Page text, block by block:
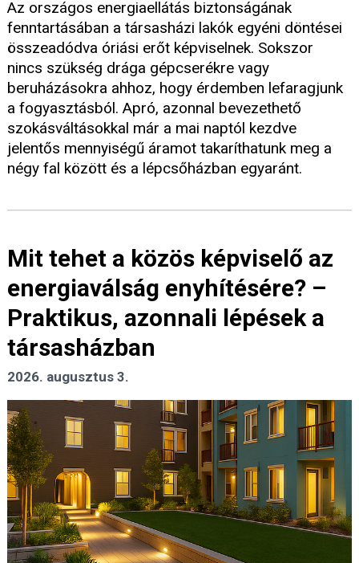
Az országos energiaellátás biztonságának
fenntartásában a társasházi lakók egyéni döntései
összeadódva óriási erőt képviselnek. Sokszor
nincs szükség drága gépcserékre vagy
beruházásokra ahhoz, hogy érdemben lefaragjunk
a fogyasztásból. Apró, azonnal bevezethető
szokásváltásokkal már a mai naptól kezdve
jelentős mennyiségű áramot takaríthatunk meg a
négy fal között és a lépcsőházban egyaránt.
Mit tehet a közös képviselő az
energiaválság enyhítésére? –
Praktikus, azonnali lépések a
társasházban
2026. augusztus 3.